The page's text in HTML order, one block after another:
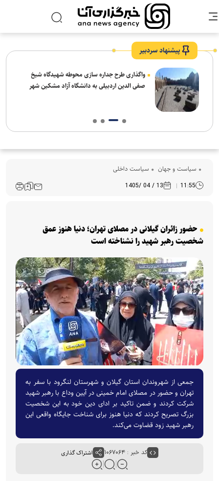
پیشنهاد سردبیر
واگذاری طرح جداره سازی محوطه شهیدگاه شیخ
صفی الدین اردبیلی به دانشگاه آزاد مشکین شهر
سیاست و جهان سیاست داخلی
11:55
13 / 04 /1405
حضور زائران گیلانی در مصلای تهران؛ دنیا هنوز عمق
شخصیت رهبر شهید را نشناخته است
جمعی از شهروندان استان گیلان و شهرستان لنگرود با سفر به
تهران و حضور در مصلای امام خمینی در آیین وداع با رهبر شهید
شرکت کردند و ضمن تاکید بر ادای دین خود به این شخصیت
بزرگ تصریح کردند که دنیا هنوز برای شناخت جایگاه واقعی این
رهبر شهید زود قضاوت می‌کند.
کد خبر : ۱۰۶۷۰۶۴ اشتراک گذاری